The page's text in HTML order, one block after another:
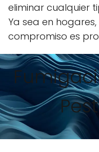
eliminar cualquier
Ya sea en
compromiso es